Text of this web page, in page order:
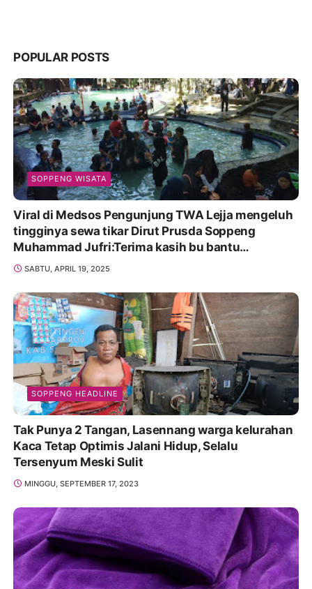
POPULAR POSTS
SOPPENG WISATA
Viral di Medsos Pengunjung TWA Lejja mengeluh
tingginya sewa tikar Dirut Prusda Soppeng
Muhammad Jufri:Terima kasih bu bantu
Promosikan
SABTU, APRIL 19, 2025
SOPPENG HEADLINE
Tak Punya 2 Tangan, Lasennang warga kelurahan
Kaca Tetap Optimis Jalani Hidup, Selalu
Tersenyum Meski Sulit
MINGGU, SEPTEMBER 17, 2023